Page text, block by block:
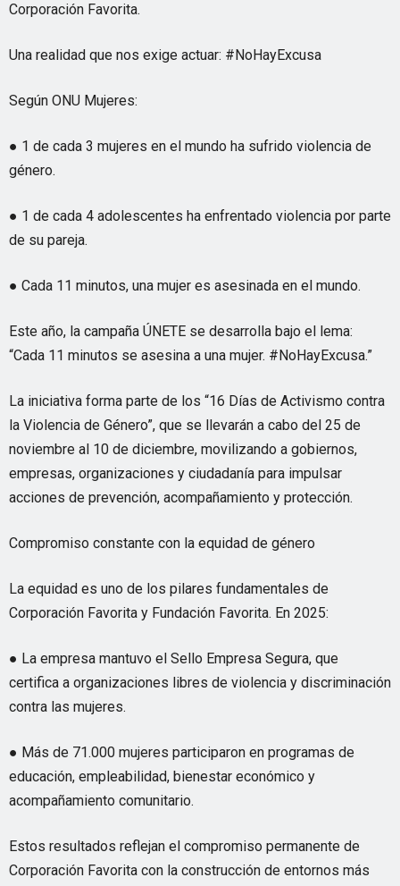
Corporación Favorita.
Una realidad que nos exige actuar: #NoHayExcusa
Según ONU Mujeres:
● 1 de cada 3 mujeres en el mundo ha sufrido violencia de
género.
● 1 de cada 4 adolescentes ha enfrentado violencia por parte
de su pareja.
● Cada 11 minutos, una mujer es asesinada en el mundo.
Este año, la campaña ÚNETE se desarrolla bajo el lema:
“Cada 11 minutos se asesina a una mujer. #NoHayExcusa.”
La iniciativa forma parte de los “16 Días de Activismo contra
la Violencia de Género”, que se llevarán a cabo del 25 de
noviembre al 10 de diciembre, movilizando a gobiernos,
empresas, organizaciones y ciudadanía para impulsar
acciones de prevención, acompañamiento y protección.
Compromiso constante con la equidad de género
La equidad es uno de los pilares fundamentales de
Corporación Favorita y Fundación Favorita. En 2025:
● La empresa mantuvo el Sello Empresa Segura, que
certifica a organizaciones libres de violencia y discriminación
contra las mujeres.
● Más de 71.000 mujeres participaron en programas de
educación, empleabilidad, bienestar económico y
acompañamiento comunitario.
Estos resultados reflejan el compromiso permanente de
Corporación Favorita con la construcción de entornos más